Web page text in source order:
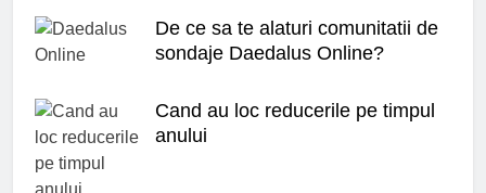
De ce sa te alaturi comunitatii de
sondaje Daedalus Online?
Cand au loc reducerile pe timpul
anului